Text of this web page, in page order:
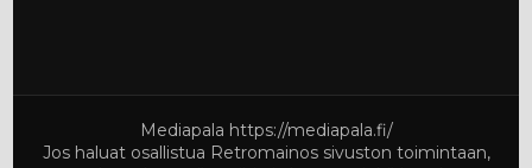
Mediapala https://mediapala.fi/
Jos haluat osallistua Retromainos sivuston toimintaan,